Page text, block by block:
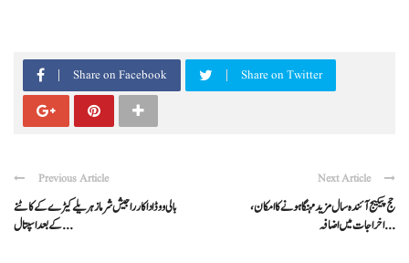
Share on Facebook Share on Twitter
Previous Article
بالی ووڈ اداکار راجیش شرما زہریلے کیڑے کے کاٹنے
کے بعد اسپتال ...
Next Article
حج پیکیج آئندہ سال مزید مہنگا ہونے کا امکان،
اخراجات میں اضافہ ...